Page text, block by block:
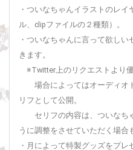
・ついなちゃんイラストのレ
ル、clipファイルの２種類）。
・ついなちゃんに言って欲し
きます。
※Twitter上のリクエストより優
場合によってはオーディオ
リフとして公開。
セリフの内容は、ついなち
うに調整をさせていただく場合
・月によって特製グッズをプ